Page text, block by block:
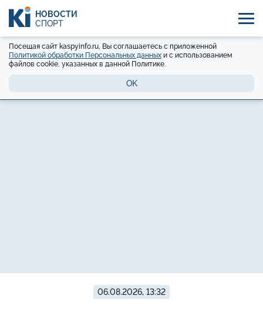
НОВОСТИ
СПОРТ
Посещая сайт kaspyinfo.ru, Вы соглашаетесь с приложенной
Политикой обработки Персональных данных и с использованием
файлов cookie, указанных в данной Политике.
OK
06.08.2026, 13:32